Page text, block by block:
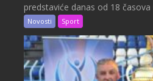
predstaviće danas od 18 časova
Novosti Sport